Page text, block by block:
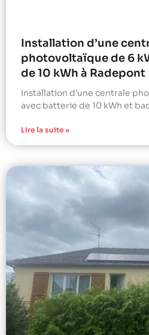
Installation d’une
photovoltaïque de 6
de 10 kWh à Radepont
Installation d’une centrale
avec batterie de 10 kWh et
Lire la suite »